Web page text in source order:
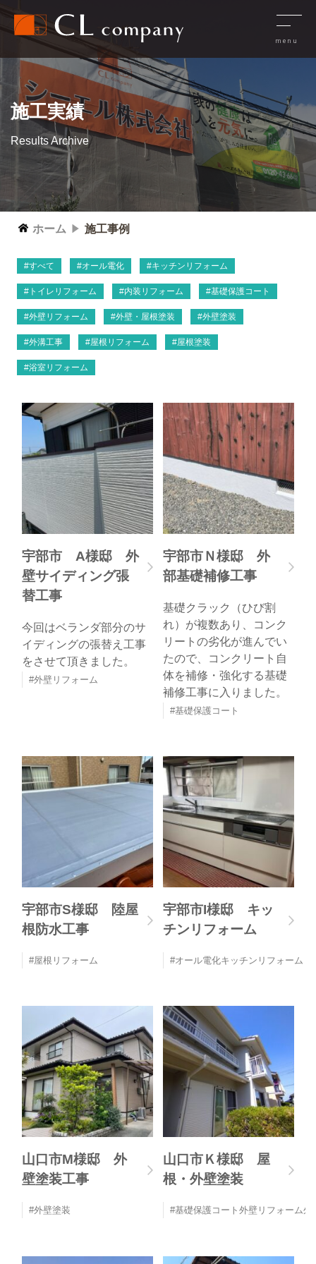
施工実績
Results Archive
ホーム 施工事例
すべて オール電化 キッチンリフォーム
トイレリフォーム 内装リフォーム 基礎保護コート
外壁リフォーム 外壁・屋根塗装 外壁塗装
外溝工事 屋根リフォーム 屋根塗装
浴室リフォーム
宇部市 A様邸 外
壁サイディング張
替工事
今回はベランダ部分のサ
イディングの張替え工事
をさせて頂きました。
外壁リフォーム
宇部市Ｎ様邸 外
部基礎補修工事
基礎クラック（ひび割
れ）が複数あり、コンク
リートの劣化が進んでい
たので、コンクリート自
体を補修・強化する基礎
補修工事に入りました。
基礎保護コート
宇部市S様邸 陸屋
根防水工事
屋根リフォーム
宇部市I様邸 キッ
チンリフォーム
オール電化キッチンリフォーム
山口市M様邸 外
壁塗装工事
外壁塗装
山口市Ｋ様邸 屋
根・外壁塗装
基礎保護コート外壁リフォーム